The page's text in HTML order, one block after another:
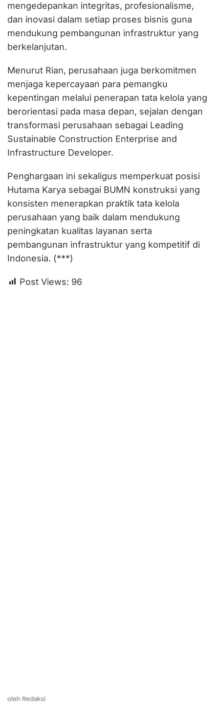
mengedepankan integritas, profesionalisme,
dan inovasi dalam setiap proses bisnis guna
mendukung pembangunan infrastruktur yang
berkelanjutan.
Menurut Rian, perusahaan juga berkomitmen
menjaga kepercayaan para pemangku
kepentingan melalui penerapan tata kelola yang
berorientasi pada masa depan, sejalan dengan
transformasi perusahaan sebagai Leading
Sustainable Construction Enterprise and
Infrastructure Developer.
Penghargaan ini sekaligus memperkuat posisi
Hutama Karya sebagai BUMN konstruksi yang
konsisten menerapkan praktik tata kelola
perusahaan yang baik dalam mendukung
peningkatan kualitas layanan serta
pembangunan infrastruktur yang kompetitif di
Indonesia. (***)
Post Views: 96
oleh Redaksi